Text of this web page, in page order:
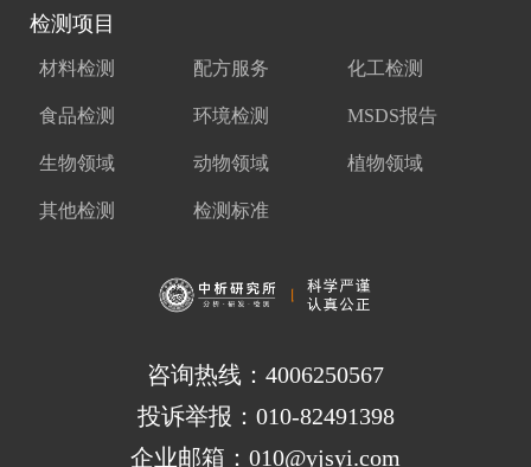
检测项目
材料检测 配方服务 化工检测
食品检测 环境检测 MSDS报告
生物领域 动物领域 植物领域
其他检测 检测标准
咨询热线：4006250567
投诉举报：010-82491398
企业邮箱：010@yjsyi.com